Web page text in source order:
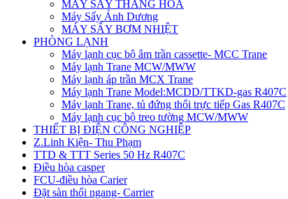
MÁY SẤY THĂNG HOA
Máy Sấy Ánh Dương
MÁY SẤY BƠM NHIỆT
PHÒNG LẠNH
Máy lạnh cục bộ âm trần cassette- MCC Trane
Máy lạnh Trane MCW/MWW
Máy lạnh áp trần MCX Trane
Máy lạnh Trane Model:MCDD/TTKD-gas R407C
Máy lạnh Trane, tủ đứng thổi trực tiếp Gas R407C
Máy lạnh cục bộ treo tường MCW/MWW
THIẾT BỊ ĐIỆN CÔNG NGHIỆP
Z.Linh Kiện- Thu Phạm
TTD & TTT Series 50 Hz R407C
Điều hòa casper
FCU-điều hòa Carier
Đặt sàn thổi ngang- Carrier